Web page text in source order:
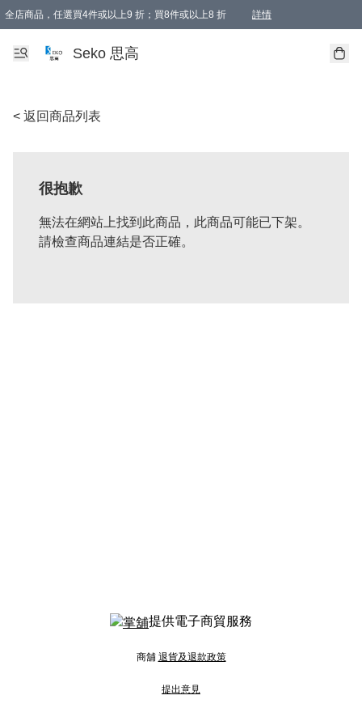
全店商品，任選買4件或以上9 折；買8件或以上8 折 詳情
新會員首次購物即享全單 95 折優惠！
購物滿198, 全單免運
Seko 思高
< 返回商品列表
很抱歉
無法在網站上找到此商品，此商品可能已下架。
請檢查商品連結是否正確。
提供電子商貿服務
商舖 退貨及退款政策
提出意見